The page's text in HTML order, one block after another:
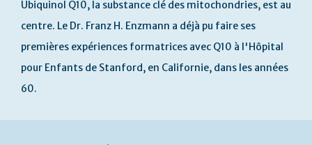
Ubiquinol Q10, la substance clé des mitochondries, est au
centre. Le Dr. Franz H. Enzmann a déjà pu faire ses
premières expériences formatrices avec Q10 à l'Hôpital
pour Enfants de Stanford, en Californie, dans les années
60.